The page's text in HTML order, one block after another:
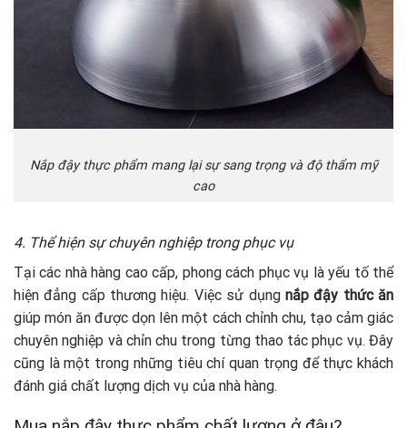
Nắp đậy thực phẩm mang lại sự sang trọng và độ thẩm mỹ
cao
4. Thể hiện sự chuyên nghiệp trong phục vụ
Tại các nhà hàng cao cấp, phong cách phục vụ là yếu tố thể
hiện đẳng cấp thương hiệu. Việc sử dụng nắp đậy thức ăn
giúp món ăn được dọn lên một cách chỉnh chu, tạo cảm giác
chuyên nghiệp và chỉn chu trong từng thao tác phục vụ. Đây
cũng là một trong những tiêu chí quan trọng để thực khách
đánh giá chất lượng dịch vụ của nhà hàng.